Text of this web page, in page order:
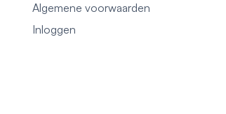
Algemene voorwaarden
Inloggen